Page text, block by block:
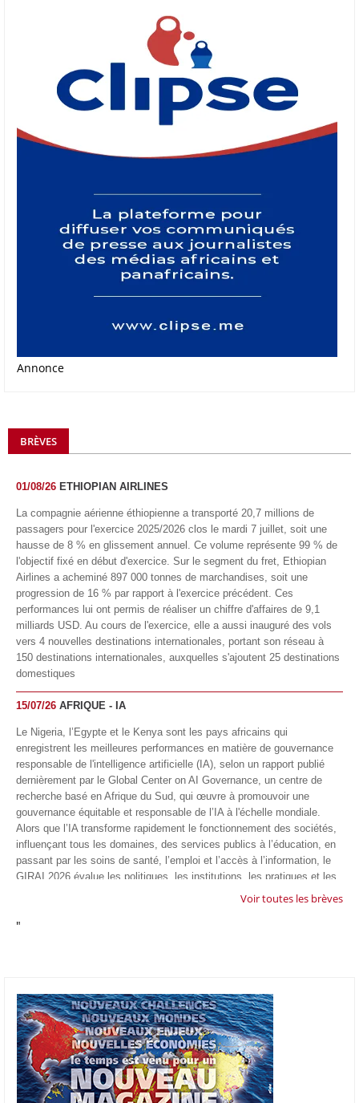
Annonce
BRÈVES
01/08/26 ETHIOPIAN AIRLINES
La compagnie aérienne éthiopienne a transporté 20,7 millions de
passagers pour l'exercice 2025/2026 clos le mardi 7 juillet, soit une
hausse de 8 % en glissement annuel. Ce volume représente 99 % de
l'objectif fixé en début d'exercice. Sur le segment du fret, Ethiopian
Airlines a acheminé 897 000 tonnes de marchandises, soit une
progression de 16 % par rapport à l'exercice précédent. Ces
performances lui ont permis de réaliser un chiffre d'affaires de 9,1
milliards USD. Au cours de l'exercice, elle a aussi inauguré des vols
vers 4 nouvelles destinations internationales, portant son réseau à
150 destinations internationales, auxquelles s'ajoutent 25 destinations
domestiques
15/07/26 AFRIQUE - IA
Le Nigeria, l’Egypte et le Kenya sont les pays africains qui
enregistrent les meilleures performances en matière de gouvernance
responsable de l'intelligence artificielle (IA), selon un rapport publié
dernièrement par le Global Center on AI Governance, un centre de
recherche basé en Afrique du Sud, qui œuvre à promouvoir une
gouvernance équitable et responsable de l’IA à l'échelle mondiale.
Alors que l’IA transforme rapidement le fonctionnement des sociétés,
influençant tous les domaines, des services publics à l’éducation, en
passant par les soins de santé, l’emploi et l’accès à l’information, le
GIRAI 2026 évalue les politiques, les institutions, les pratiques et les
conditions générales de gouvernance qui favorisent un déploiement
technologie.
appliquée d'Afrique à À Accra, au Ghana. L'annonce a été faite
mercredi 1er juillet lors du premier Google Cloud Summit du groupe
américain, qui a également indiqué avoir dépassé son objectif
d'investir un milliard de dollars sur le continent en cinq ans. Baptisée
Google Africa Applied AI Lab, la structure sera hébergée à l'AI
Community Centre d'Accra. Elle associera des fondateurs de start-up
venus de tout le continent à des chercheurs de Google et leur donnera
Voir toutes les brèves
"